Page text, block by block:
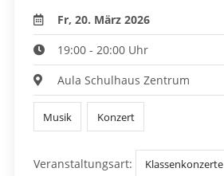
Fr, 20. März 2026
19:00 - 20:00 Uhr
Aula Schulhaus Zentrum
Musik Konzert
Veranstaltungsart: Klassenkonzerte